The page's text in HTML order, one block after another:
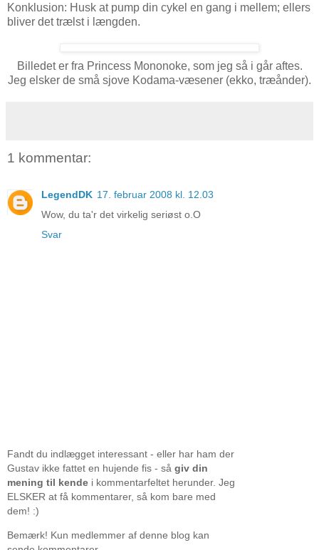
Konklusion: Husk at pump din cykel en gang i mellem; ellers
bliver det trælst i længden.
Billedet er fra Princess Mononoke, som jeg så i går aftes.
Jeg elsker de små sjove Kodama-væsener (ekko, træånder).
1 kommentar:
LegendDK 17. februar 2008 kl. 12.03
Wow, du ta'r det virkelig seriøst o.O
Svar
Fandt du indlægget interessant - eller har ham der
Gustav ikke fattet en hujende fis - så giv din
mening til kende i kommentarfeltet herunder. Jeg
ELSKER at få kommentarer, så kom bare med
dem! :)
Bemærk! Kun medlemmer af denne blog kan